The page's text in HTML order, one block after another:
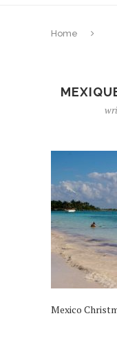
Home
Mexico